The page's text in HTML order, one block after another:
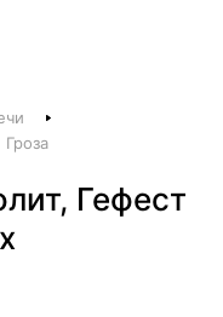
Гроза
Гефест